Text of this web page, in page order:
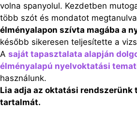
volna spanyolul. Kezdetben
több szót és mondatot
élményalapon szívta magába a
később sikeresen teljesítette a
A saját tapasztalata alapján
élményalapú nyelvoktatási
használunk.
Lia adja az oktatási rendszerünk
tartalmát.